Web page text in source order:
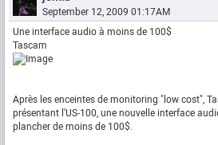
September 12, 2009 01:17AM
Une interface audio à moins de 100$
Tascam
Après les enceintes de monitoring "low cost",
présentant l'US-100, une nouvelle interface
plancher de moins de 100$.